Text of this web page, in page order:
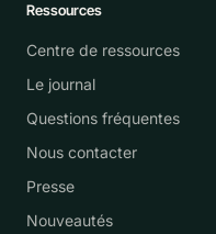
Ressources
Centre de ressources
Le journal
Questions fréquentes
Nous contacter
Presse
Nouveautés